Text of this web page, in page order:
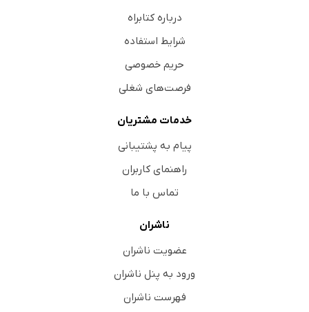
درباره کتابراه
شرایط استفاده
حریم خصوصی
فرصت‌های شغلی
خدمات مشتریان
پیام به پشتیبانی
راهنمای کاربران
تماس با ما
ناشران
عضویت ناشران
ورود به پنل ناشران
فهرست ناشران